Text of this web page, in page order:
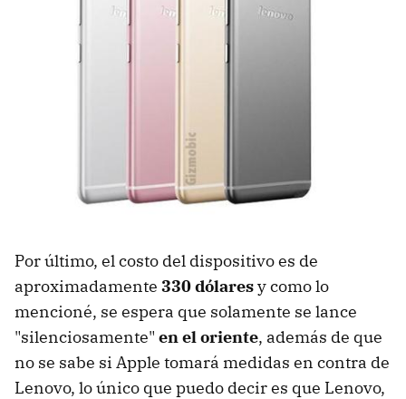
Por último, el costo del dispositivo es de
aproximadamente 330 dólaresy como lo
mencioné, se espera que solamente se lance
"silenciosamente" en el oriente, además de que
no se sabe si Apple tomará medidas en contra de
Lenovo, lo único que puedo decir es que Lenovo,